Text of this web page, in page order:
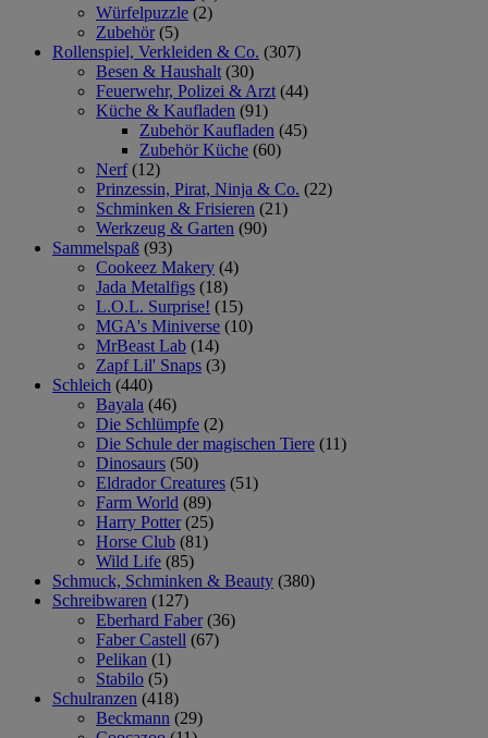
Würfelpuzzle (2)
Zubehör (5)
Rollenspiel, Verkleiden & Co. (307)
Besen & Haushalt (30)
Feuerwehr, Polizei & Arzt (44)
Küche & Kaufladen (91)
Zubehör Kaufladen (45)
Zubehör Küche (60)
Nerf (12)
Prinzessin, Pirat, Ninja & Co. (22)
Schminken & Frisieren (21)
Werkzeug & Garten (90)
Sammelspaß (93)
Cookeez Makery (4)
Jada Metalfigs (18)
L.O.L. Surprise! (15)
MGA's Miniverse (10)
MrBeast Lab (14)
Zapf Lil' Snaps (3)
Schleich (440)
Bayala (46)
Die Schlümpfe (2)
Die Schule der magischen Tiere (11)
Dinosaurs (50)
Eldrador Creatures (51)
Farm World (89)
Harry Potter (25)
Horse Club (81)
Wild Life (85)
Schmuck, Schminken & Beauty (380)
Schreibwaren (127)
Eberhard Faber (36)
Faber Castell (67)
Pelikan (1)
Stabilo (5)
Schulranzen (418)
Beckmann (29)